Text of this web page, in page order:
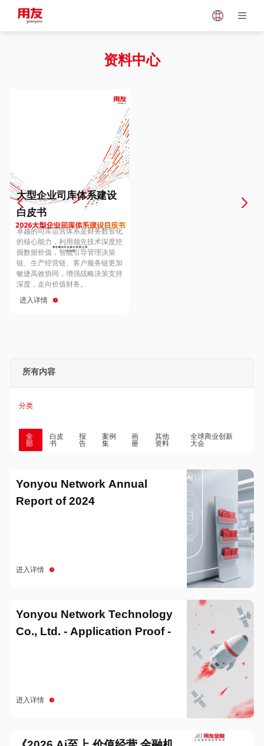
Vietnam
Europe
Hungary
Hong Kong
资料中心
大型企业司库体系建设
白皮书
卓越的司库运营体系是财务数智化
的核心能力，利用领先技术深度挖
掘数据价值，智能引导管理决策
链、生产经营链、客户服务链更加
敏捷高效协同，增强战略決策支持
深度，走向价值财务。
进入详情
所有内容
分类
全
部
白皮
书
报
告
案例
集
画
册
其他
资料
全球商业创新
大会
Yonyou Network Annual
Report of 2024
进入详情
Yonyou Network Technology
Co., Ltd. - Application Proof -
进入详情